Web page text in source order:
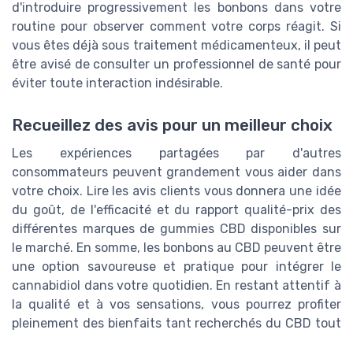
d'introduire progressivement les bonbons dans votre
routine pour observer comment votre corps réagit. Si
vous êtes déjà sous traitement médicamenteux, il peut
être avisé de consulter un professionnel de santé pour
éviter toute interaction indésirable.
Recueillez des avis pour un meilleur choix
Les expériences partagées par d'autres
consommateurs peuvent grandement vous aider dans
votre choix. Lire les avis clients vous donnera une idée
du goût, de l'efficacité et du rapport qualité-prix des
différentes marques de gummies CBD disponibles sur
le marché. En somme, les bonbons au CBD peuvent être
une option savoureuse et pratique pour intégrer le
cannabidiol dans votre quotidien. En restant attentif à
la qualité et à vos sensations, vous pourrez profiter
pleinement des bienfaits tant recherchés du CBD tout